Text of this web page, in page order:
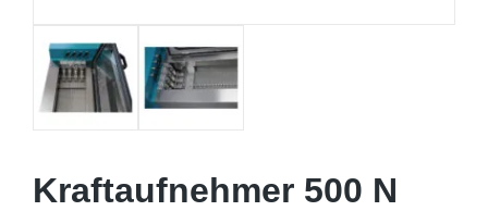
Kraftaufnehmer 500 N